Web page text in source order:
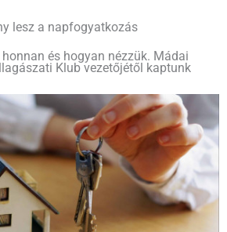
lesz a napfogyatkozás
és hogyan nézzük. Mádai
Klub vezetőjétől kaptunk